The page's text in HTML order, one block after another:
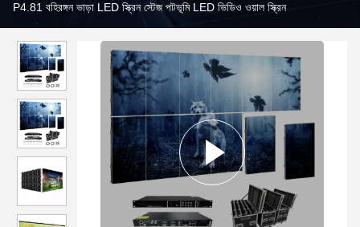
P4.81 বহিরঙ্গন ভাড়া LED স্ক্রিন স্টেজ পটভূমি LED ভিডিও ওয়াল স্ক্রিন